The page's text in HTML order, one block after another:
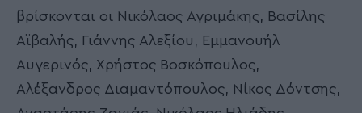
βρίσκονται οι Νικόλαος Αγριμάκης, Βασίλης
Αϊβαλής, Γιάννης Αλεξίου, Εμμανουήλ
Αυγερινός, Χρήστος Βοσκόπουλος,
Αλέξανδρος Διαμαντόπουλος, Νίκος Δόντσης,